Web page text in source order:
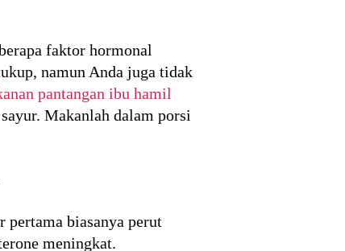
faktor hormonal
namun Anda juga tidak
pantangan ibu hamil
Makanlah dalam porsi
biasanya perut
meningkat.